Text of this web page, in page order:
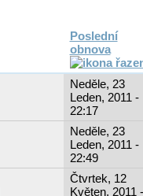
Poslední
obnova
Neděle, 23
Leden, 2011 -
22:17
Neděle, 23
Leden, 2011 -
22:49
Čtvrtek, 12
Květen, 2011 -